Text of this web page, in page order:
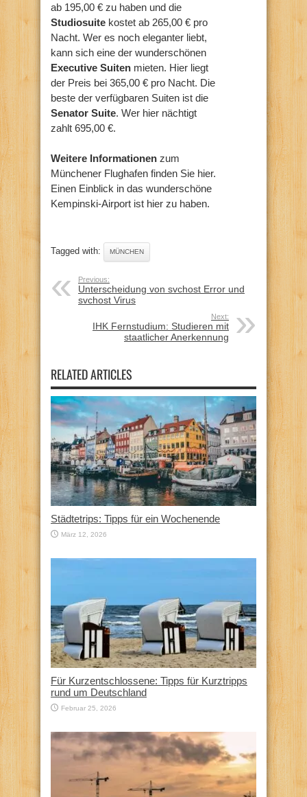
ab 195,00 € zu haben und die
Studiosuite kostet ab 265,00 € pro
Nacht. Wer es noch eleganter liebt,
kann sich eine der wunderschönen
Executive Suiten mieten. Hier liegt
der Preis bei 365,00 € pro Nacht. Die
beste der verfügbaren Suiten ist die
Senator Suite. Wer hier nächtigt
zahlt 695,00 €.
Weitere Informationen zum
Münchener Flughafen finden Sie hier.
Einen Einblick in das wunderschöne
Kempinski-Airport ist hier zu haben.
Tagged with: MÜNCHEN
Previous:
Unterscheidung von svchost Error und
svchost Virus
Next:
IHK Fernstudium: Studieren mit
staatlicher Anerkennung
RELATED ARTICLES
Städtetrips: Tipps für ein Wochenende
März 12, 2026
Für Kurzentschlossene: Tipps für Kurztripps
rund um Deutschland
Februar 25, 2026